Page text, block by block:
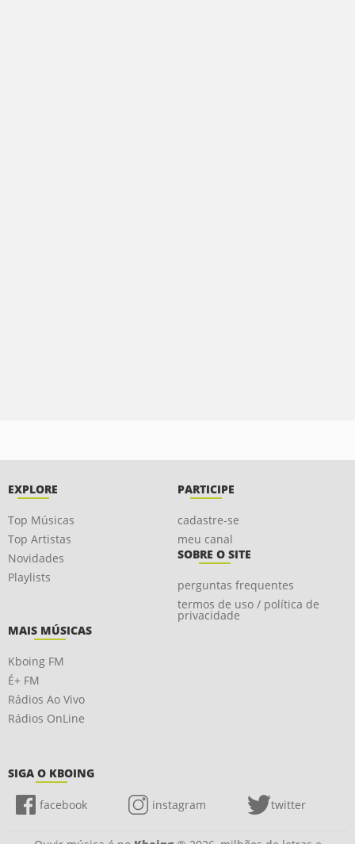
EXPLORE
Top Músicas
Top Artistas
Novidades
Playlists
PARTICIPE
cadastre-se
meu canal
SOBRE O SITE
perguntas frequentes
termos de uso / política de
privacidade
MAIS MÚSICAS
Kboing FM
É+ FM
Rádios Ao Vivo
Rádios OnLine
SIGA O KBOING
facebook instagram twitter